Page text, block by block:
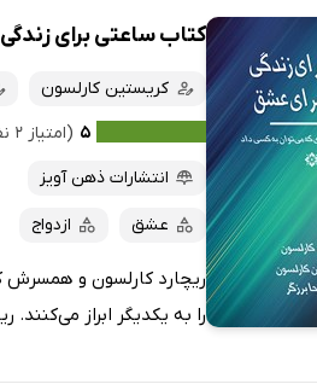
کتاب ساعتی برای
کریستین کارلسون
۵ (امتیاز ۲ نفر)
انتشارات ذهن آویز
عشق ازدواج
ریچارد کارلسون و همسرش
را به یکدیگر ابراز